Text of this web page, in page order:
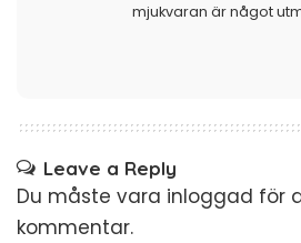
mjukvaran är något
Leave a Reply
Du måste vara inloggad för
kommentar.